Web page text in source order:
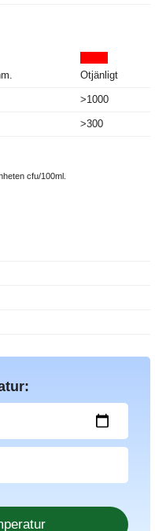
Otjänligt
>1000
>300
cfu/100ml.